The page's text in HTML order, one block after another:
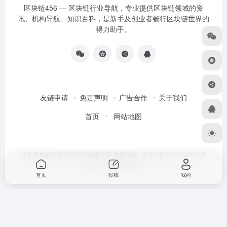
区块链456 — 区块链行业导航，专业提供区块链领域的资
讯、机构导航、知识百科，是新手及创业者畅行区块链世界的
得力助手。
友链申请 免责声明 广告合作
关于我们
首页
网站地图
Designed by区块链456
首页 投稿 我的